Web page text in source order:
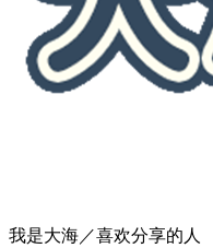
我是大海／喜欢分享的人